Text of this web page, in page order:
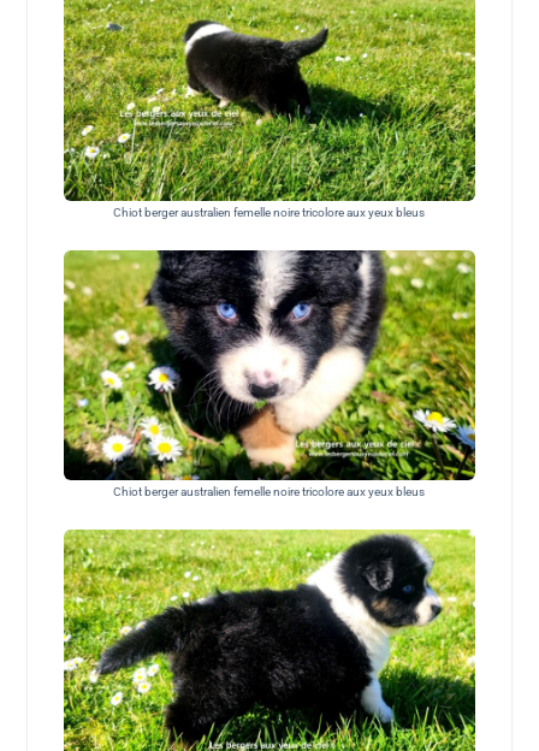
Chiot berger australien femelle noire tricolore aux yeux bleus
Chiot berger australien femelle noire tricolore aux yeux bleus